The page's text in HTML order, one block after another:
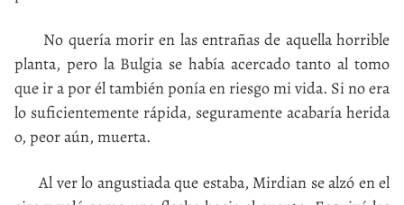
No quería morir en las entrañas de aquella horrible
planta, pero la Bulgia se había acercado tanto al tomo
que ir a por él también ponía en riesgo mi vida. Si no era
lo suficientemente rápida, seguramente acabaría herida
o, peor aún, muerta.
Al ver lo angustiada que estaba, Mirdian se alzó en el